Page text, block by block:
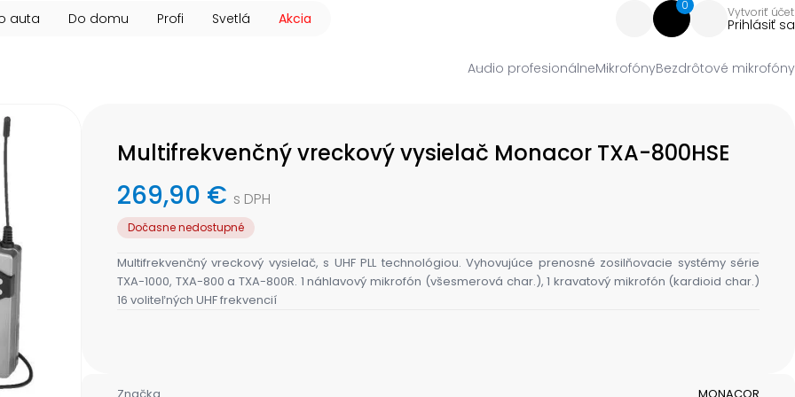
auta Do domu Profi Svetlá Akcia
0 Vytvoriť účet
Prihlásiť sa
Audio profesionálneMikrofónyBezdrôtové mikrofóny
Multifrekvenčný vreckový vysielač Monacor TXA-800HSE
269,90 € s DPH
Dočasne nedostupné
Multifrekvenčný vreckový vysielač, s UHF PLL technológiou. Vyhovujúce prenosné zosilňovacie systémy série
TXA-1000, TXA-800 a TXA-800R. 1 náhlavový mikrofón (všesmerová char.), 1 kravatový mikrofón (kardioid char.)
16 voliteľných UHF frekvencií